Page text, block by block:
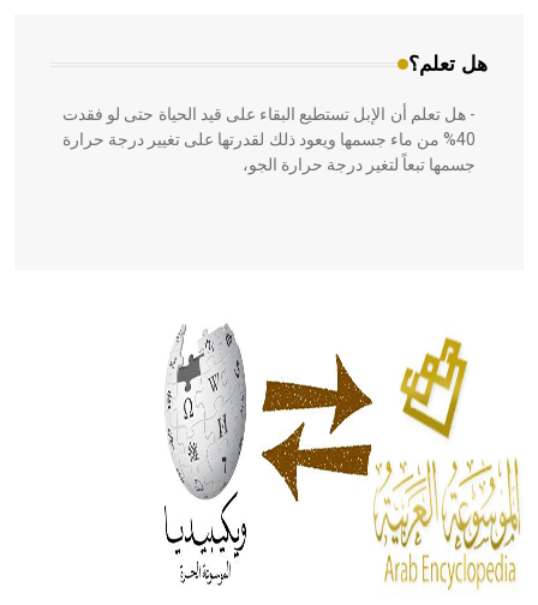
هل تعلم؟
- هل تعلم أن الإبل تستطيع البقاء على قيد الحياة حتى لو فقدت
40% من ماء جسمها ويعود ذلك لقدرتها على تغيير درجة حرارة
جسمها تبعاً لتغير درجة حرارة الجو،
الحكم، الأدلة، تنظيم التغذية، ورسالته في جروح الرأس. ويعود
له الفضل بأنه حرر الطب من الدين والفلسفة.
- هل تعلم أن المرجان إفراز حيواني يتكون في البحر ويتركب
من مادة كربونات الكلسيوم، وهو أحمر أو شديد الحمرة وهو
أجود أنواعه، ويمتاز بكبر الحجم ويسمى الش